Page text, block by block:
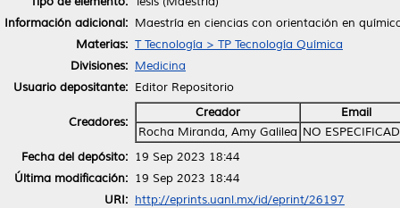
Información adicional: Maestría en ciencias con orientación en
Materias: T Tecnología > TP Tecnología Química
Divisiones: Medicina
Usuario depositante: Editor Repositorio
Creadores:
Creador
Email
Rocha Miranda, Amy Galilea NO
Fecha del depósito: 19 Sep 2023 18:44
Última modificación: 19 Sep 2023 18:44
URI: http://eprints.uanl.mx/id/eprint/26197